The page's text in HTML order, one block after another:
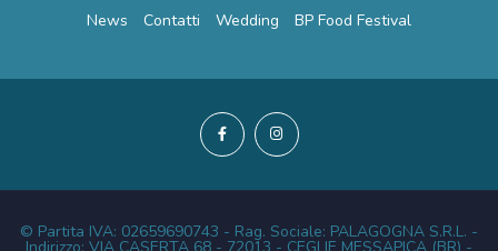
News
Contatti Wedding BP Food Festival
© Partita IVA: 02659690743 - Rag. Sociale: PALAGOGNA S.R.L. -